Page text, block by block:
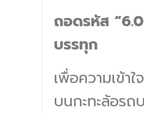
ถอดรหัส
บรรทุก
เพื่อความเข้า
บนกะทะล้อรถ